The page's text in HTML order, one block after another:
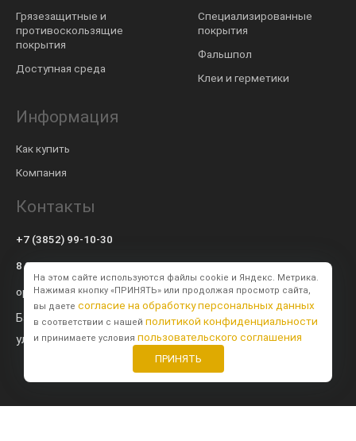
Грязезащитные и
противоскользящие
покрытия
Доступная среда
Специализированные
покрытия
Фальшпол
Клеи и герметики
Информация
Как купить
Компания
Контакты
+7 (3852) 99-10-30
8 800 600-57-94
op@modulsib.ru
Барнаул
ул. Калинина, 71 к2
На этом сайте используются файлы cookie и Яндекс. Метрика.
Нажимая кнопку «ПРИНЯТЬ» или продолжая просмотр сайта,
вы даете согласие на обработку персональных данных
в соответствии с нашей политикой конфиденциальности
и принимаете условия пользовательского соглашения
ПРИНЯТЬ